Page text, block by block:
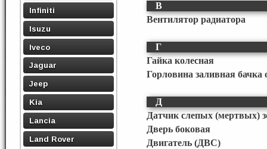
Infiniti
Isuzu
Iveco
Jaguar
Jeep
Kia
Lancia
Land Rover
В
Вентилятор радиатора
Г
Гайка колесная
Горловина заливная
Д
Датчик слепых (мертвых)
Дверь боковая
Двигатель (ДВС)